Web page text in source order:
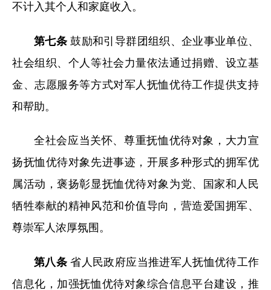
不计入其个人和家庭收入。
第七条 鼓励和引导群团组织、企业事业单位、
社会组织、个人等社会力量依法通过捐赠、设立基
金、志愿服务等方式对军人抚恤优待工作提供支持
和帮助。
全社会应当关怀、尊重抚恤优待对象，大力宣
扬抚恤优待对象先进事迹，开展多种形式的拥军优
属活动，褒扬彰显抚恤优待对象为党、国家和人民
牺牲奉献的精神风范和价值导向，营造爱国拥军、
尊崇军人浓厚氛围。
第八条 省人民政府应当推进军人抚恤优待工作
信息化，加强抚恤优待对象综合信息平台建设，推